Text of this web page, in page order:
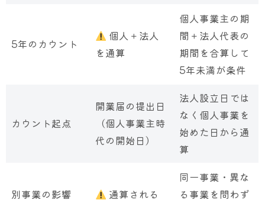
5年のカウント
個人＋法人
を通算
個人事業主の期
間＋法人代表の
期間を合算して
5年未満が条件
カウント起点
開業届の提出日
（個人事業主時
代の開始日）
法人設立日では
なく個人事業を
始めた日から通
算
別事業の影響 通算される
同一事業・異な
る事業を問わず